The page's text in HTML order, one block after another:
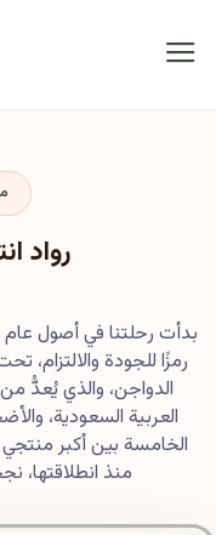
رواد
رمزًا للجودة
الدواجن، والذي يُعدُّ
العربية السعودية،
الخامسة بين أكبر
منذ انطلاقتها،